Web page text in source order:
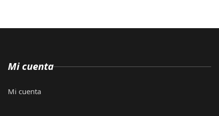
Mi cuenta
Mi cuenta